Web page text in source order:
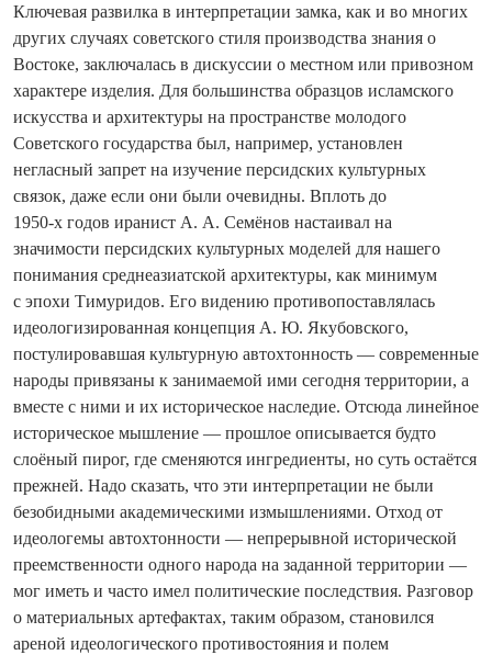
Ключевая развилка в интерпретации замка, как и во многих
других случаях советского стиля производства знания о
Востоке, заключалась в дискуссии о местном или привозном
характере изделия. Для большинства образцов исламского
искусства и архитектуры на пространстве молодого
Советского государства был, например, установлен
негласный запрет на изучение персидских культурных
связок, даже если они были очевидны. Вплоть до
1950‑х годов иранист А. А. Семёнов настаивал на
значимости персидских культурных моделей для нашего
понимания среднеазиатской архитектуры, как минимум
с эпохи Тимуридов. Его видению противопоставлялась
идеологизированная концепция А. Ю. Якубовского,
постулировавшая культурную автохтонность — современные
народы привязаны к занимаемой ими сегодня территории, а
вместе с ними и их историческое наследие. Отсюда линейное
историческое мышление — прошлое описывается будто
слоёный пирог, где сменяются ингредиенты, но суть остаётся
прежней. Надо сказать, что эти интерпретации не были
безобидными академическими измышлениями. Отход от
идеологемы автохтонности — непрерывной исторической
преемственности одного народа на заданной территории —
мог иметь и часто имел политические последствия. Разговор
о материальных артефактах, таким образом, становился
ареной идеологического противостояния и полем